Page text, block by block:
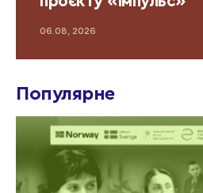
06.08, 2026
Популярне